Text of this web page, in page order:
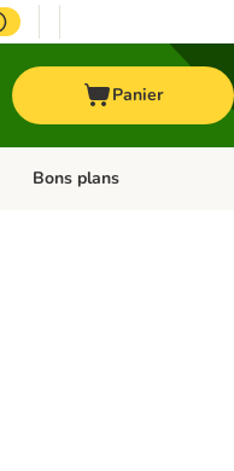
Panier
Dérouler les catégories: Top
Bons plans